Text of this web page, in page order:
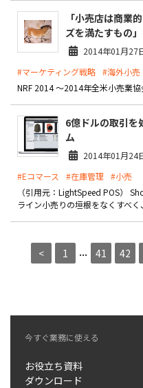
「小売店は商業
ズを満たすもの
2014年01月27
#マーケティング戦略 #海外小売
NRF 2014 ～2014年全米小売業
6億ドルの取引
ム
2014年01月24
#Eコマース
#在庫管理
#小売
（引用元：LightSpeed POS）
ライン小売りの垣根をなくすべ
< 1 ... 41 42
今すぐ業務に使える
お役立ち資料
ダウンロード